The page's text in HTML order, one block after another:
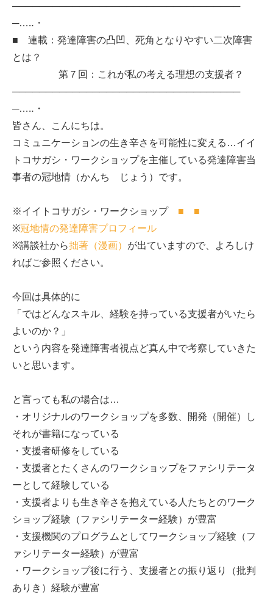
──────────────────────────────────
─…‥・
■ 連載：発達障害の凸凹、死角となりやすい二次障害
とは？
第７回：これが私の考える理想の支援者？
──────────────────────────────────
─…‥・
皆さん、こんにちは。
コミュニケーションの生き辛さを可能性に変える…イイ
トコサガシ・ワークショップを主催している発達障害当
事者の冠地情（かんち じょう）です。
※イイトコサガシ・ワークショップ ■
■
※冠地情の発達障害プロフィール
※講談社から拙著（漫画） が出ていますので、よろしけ
ればご参照ください。
今回は具体的に
「ではどんなスキル、経験を持っている支援者がいたら
よいのか？」
という内容を発達障害者視点ど真ん中で考察していきた
いと思います。
と言っても私の場合は…
・オリジナルのワークショップを多数、開発（開催）し
それが書籍になっている
・支援者研修をしている
・支援者とたくさんのワークショップをファシリテータ
ーとして経験している
・支援者よりも生き辛さを抱えている人たちとのワーク
ショップ経験（ファシリテーター経験）が豊富
・支援機関のプログラムとしてワークショップ経験（フ
ァシリテーター経験）が豊富
・ワークショップ後に行う、支援者との振り返り（批判
ありき）経験が豊富